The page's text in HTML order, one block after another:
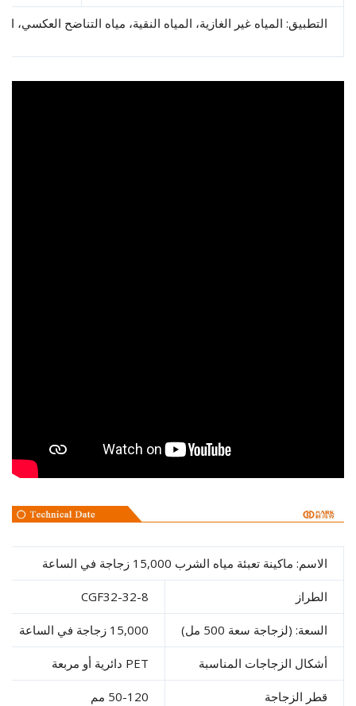
المياه غير الغازية، المياه النقية، مياه التناضح العكسي، المياه
ماكينة تعبئة مياه الشرب 15,000 زجاجة في الساعة
CGF32-32-8
(لزجاجة سعة 500 مل) 15,000 زجاجة في الساعة
الزجاجات المناسبة
الزجاجة 50-120 مم